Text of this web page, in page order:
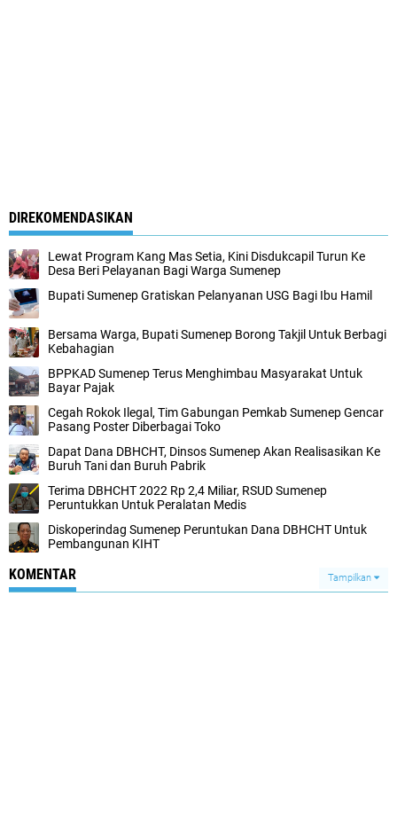
DIREKOMENDASIKAN
Lewat Program Kang Mas Setia, Kini Disdukcapil Turun Ke
Desa Beri Pelayanan Bagi Warga Sumenep
Bupati Sumenep Gratiskan Pelanyanan USG Bagi Ibu Hamil
Bersama Warga, Bupati Sumenep Borong Takjil Untuk Berbagi
Kebahagian
BPPKAD Sumenep Terus Menghimbau Masyarakat Untuk
Bayar Pajak
Cegah Rokok Ilegal, Tim Gabungan Pemkab Sumenep Gencar
Pasang Poster Diberbagai Toko
Dapat Dana DBHCHT, Dinsos Sumenep Akan Realisasikan Ke
Buruh Tani dan Buruh Pabrik
Terima DBHCHT 2022 Rp 2,4 Miliar, RSUD Sumenep
Peruntukkan Untuk Peralatan Medis
Diskoperindag Sumenep Peruntukan Dana DBHCHT Untuk
Pembangunan KIHT
KOMENTAR Tampilkan